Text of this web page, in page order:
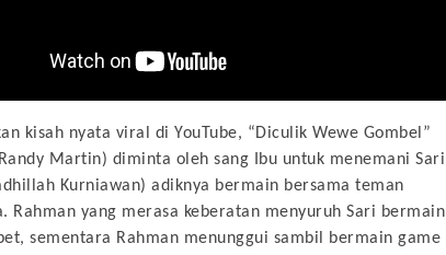
kisah nyata viral di YouTube, “Diculik Wewe Gombel”
Martin) diminta oleh sang Ibu untuk menemani Sari
Kurniawan) adiknya bermain bersama teman
Rahman yang merasa keberatan menyuruh Sari bermain
sementara Rahman menunggui sambil bermain game